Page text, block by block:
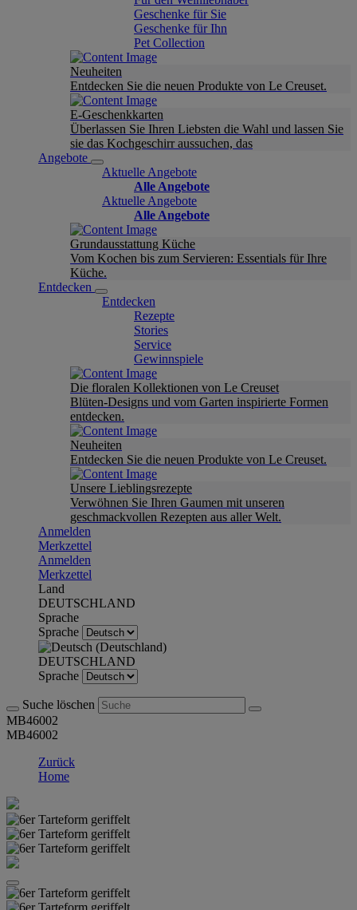
Geschenke für Sie
Geschenke für Ihn
Pet Collection
Neuheiten
Entdecken Sie die neuen Produkte von Le Creuset.
E-Geschenkkarten
Überlassen Sie Ihren Liebsten die Wahl und lassen Sie
sie das Kochgeschirr aussuchen, das
Angebote
Aktuelle Angebote
Alle Angebote
Aktuelle Angebote
Alle Angebote
Grundausstattung Küche
Vom Kochen bis zum Servieren: Essentials für Ihre
Küche.
Entdecken
Entdecken
Rezepte
Stories
Service
Gewinnspiele
Die floralen Kollektionen von Le Creuset
Blüten-Designs und vom Garten inspirierte Formen
entdecken.
Neuheiten
Entdecken Sie die neuen Produkte von Le Creuset.
Unsere Lieblingsrezepte
Verwöhnen Sie Ihren Gaumen mit unseren
geschmackvollen Rezepten aus aller Welt.
Anmelden
Merkzettel
Anmelden
Merkzettel
Land
DEUTSCHLAND
Sprache
Sprache
DEUTSCHLAND
Sprache
Suche löschen
MB46002
MB46002
Zurück
Home